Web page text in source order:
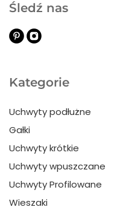
Kategorie
Uchwyty podłużne
Gałki
Uchwyty krótkie
Uchwyty wpuszczane
Uchwyty Profilowane
Wieszaki
Śledź nas